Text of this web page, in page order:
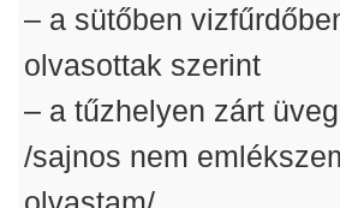
– a sütőben
olvasottak szerint
– a tűzhelyen zárt
/sajnos nem